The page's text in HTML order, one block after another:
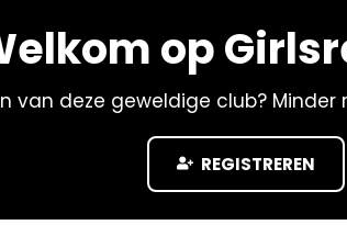
op
van deze geweldige club?
REGISTREREN